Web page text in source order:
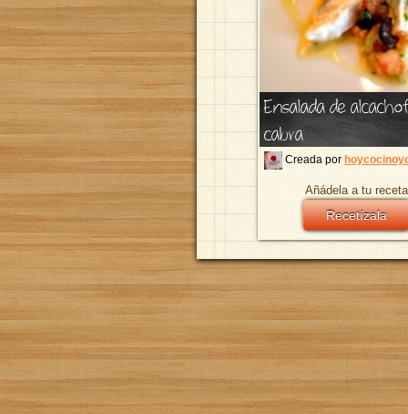
Ensalada de
cabra
Creada por
Añádela a tu
Recetízala